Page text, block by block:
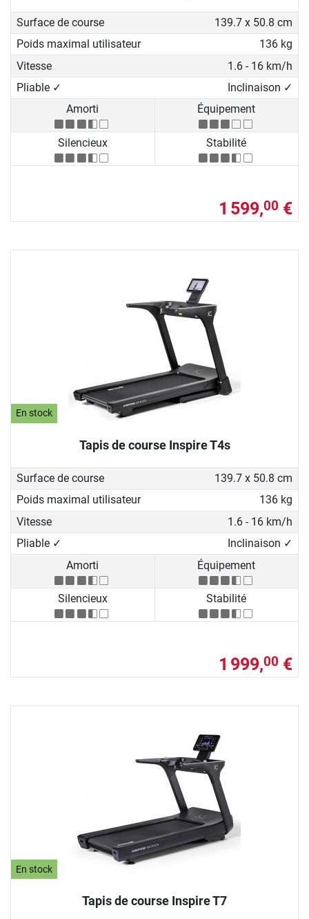
Surface de course
139.7 x 50.8 cm
Poids maximal utilisateur
136 kg
Vitesse
1.6 - 16 km/h
Pliable ✓
Inclinaison ✓
Amorti
Équipement
Silencieux Stabilité
1 599,00 €
En stock
Tapis de course Inspire T4s
Surface de course
139.7 x 50.8 cm
Poids maximal utilisateur
136 kg
Vitesse
1.6 - 16 km/h
Pliable ✓
Inclinaison ✓
Amorti
Équipement
Silencieux Stabilité
1 999,00 €
En stock
Tapis de course Inspire T7